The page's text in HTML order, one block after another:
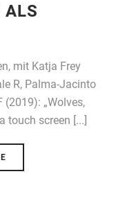
ALS
mit Katja Frey
R, Palma-Jacinto
(2019): „Wolves,
touch screen [...]